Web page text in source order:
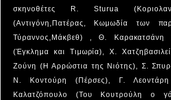
σκηνοθέτες R. Sturua
(Αντιγόνη,Πατέρας, Κωμωδία των
Τύραννος,Μάκβεθ) , Θ. Καρακατσάνη
(Έγκλημα και Τιμωρία), Χ.
Ζούνη (Η Αρρώστια της Νιότης), Σ.
Ν. Κοντούρη (Πέρσες), Γ.
Καλατζόπουλο (Του Κουτρούλη ο